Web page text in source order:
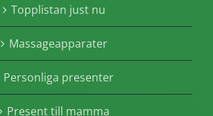
Topplistan just nu
Massageapparater
Personliga presenter
Present till mamma